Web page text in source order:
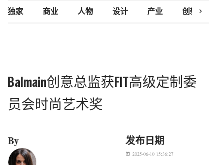
独家 商业 人物 设计 产业 创新研究
chevron_right
Balmain创意总监获FIT高级定制委
员会时尚艺术奖
By 发布日期
today 2025-06-10 15:36:27